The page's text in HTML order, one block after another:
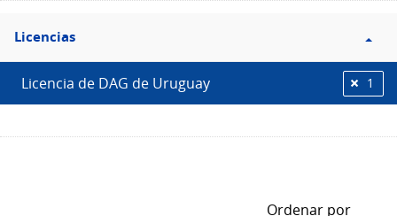
Filtro
Licencias
Licencias
Licencia de DAG de Uruguay 1
Ordenar por